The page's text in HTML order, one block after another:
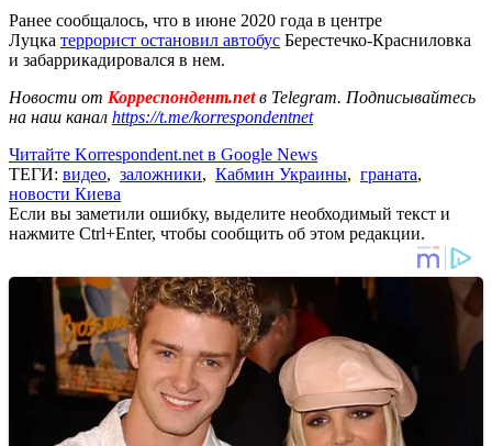
Ранее сообщалось, что в июне 2020 года в центре
Луцка террорист остановил автобус Берестечко-Красниловка
и забаррикадировался в нем.
Новости от Корреспондент.netв Telegram. Подписывайтесь
на наш канал https://t.me/korrespondentnet
Читайте Korrespondent.net в Google News
ТЕГИ: видео, заложники, Кабмин Украины, граната,
новости Киева
Если вы заметили ошибку, выделите необходимый текст и
нажмите Ctrl+Enter, чтобы сообщить об этом редакции.